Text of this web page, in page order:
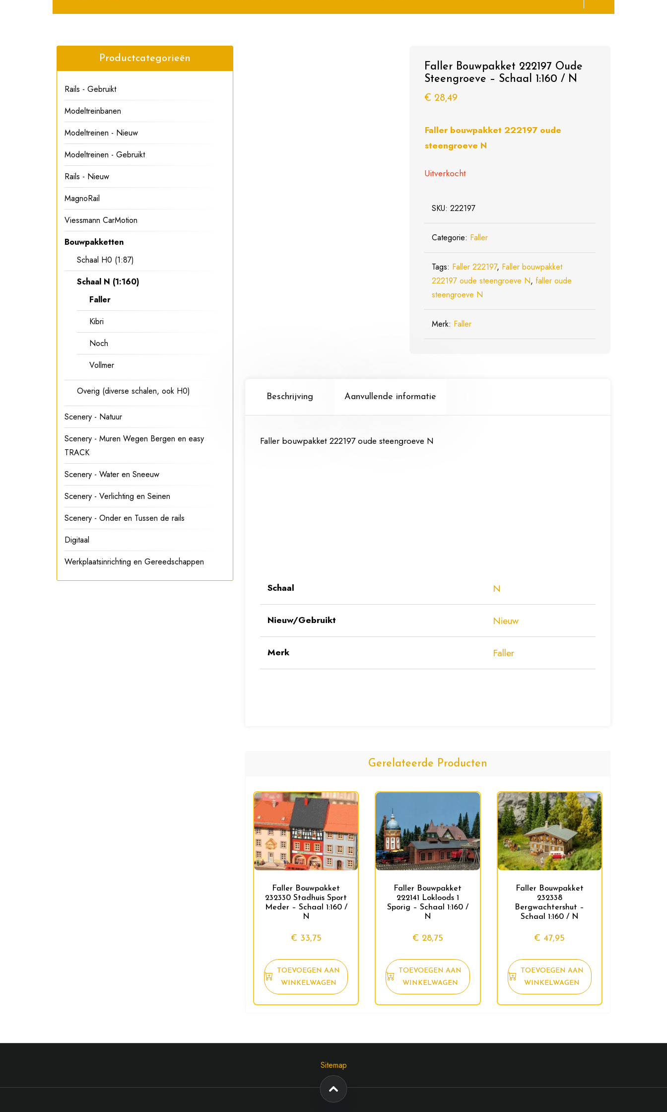
Faller Bouwpakket 222197 Oude
Steengroeve – Schaal 1:160 / N
€ 28,49
Faller bouwpakket 222197 oude
steengroeve N
Uitverkocht
SKU:222197
Categorie: Faller
Tags: Faller 222197, Faller bouwpakket
222197 oude steengroeve N, faller oude
steengroeve N
Merk: Faller
Beschrijving Aanvullende informatie
Faller bouwpakket 222197 oude steengroeve N
Schaal N
Nieuw/Gebruikt Nieuw
Merk Faller
Gerelateerde Producten
Faller Bouwpakket
232330 Stadhuis Sport
Meder – Schaal 1:160 /
N
€ 33,75
TOEVOEGEN AAN
WINKELWAGEN
Faller Bouwpakket
222141 Lokloods 1
Sporig – Schaal 1:160 /
N
€ 28,75
TOEVOEGEN AAN
WINKELWAGEN
Faller Bouwpakket
232338
Bergwachtershut –
Schaal 1:160 / N
€ 47,95
TOEVOEGEN AAN
WINKELWAGEN
Productcategorieën
Rails - Gebruikt
Modeltreinbanen
Modeltreinen - Nieuw
Modeltreinen - Gebruikt
Rails - Nieuw
MagnoRail
Viessmann CarMotion
Bouwpakketten
Schaal H0 (1:87)
Schaal N (1:160)
Faller
Kibri
Noch
Vollmer
Overig (diverse schalen, ook H0)
Scenery - Natuur
Scenery - Muren Wegen Bergen en easy
TRACK
Scenery - Water en Sneeuw
Scenery - Verlichting en Seinen
Scenery - Onder en Tussen de rails
Digitaal
Werkplaatsinrichting en Gereedschappen
Sitemap